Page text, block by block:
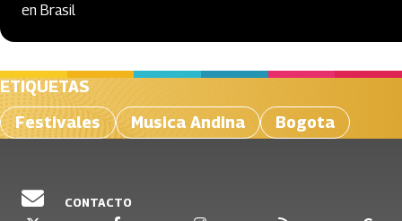
en Brasil
ETIQUETAS
Festivales
Musica Andina Bogota
CONTACTO